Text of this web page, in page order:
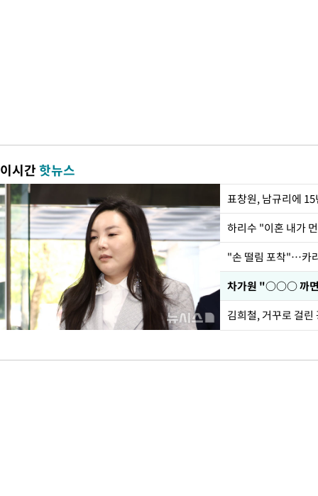
이시간핫뉴스
하리수 "이혼 내가
"손 떨림 포착"…카